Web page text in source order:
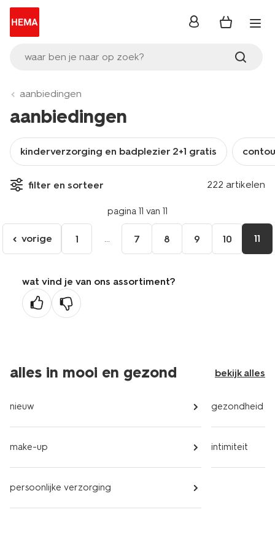
waar ben je naar op zoek?
inloggen
aanbiedingen
aanbiedingen
kinderverzorging en badplezier 2+1 gratis
filter en sorteer 222 artikelen
pagina 11 van 11
ga
naar
vorige
pagina
vorige 1 ... 7 8 9 10 11
wat vind je van ons assortiment?
alles in mooi en gezond bekijk alles
nieuw
make-up
persoonlijke verzorging
gezondheid
intimiteit